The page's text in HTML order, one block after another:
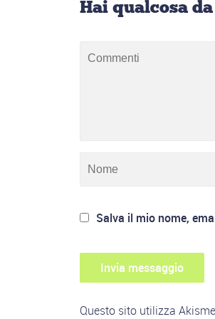
Hai qualcosa
Salva il mio nome,
Questo sito utilizza